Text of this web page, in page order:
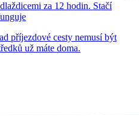
za 12 hodin. Stačí
příjezdové cesty nemusí být
už máte doma.